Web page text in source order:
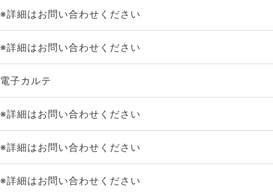
※詳細はお問い合わせください
※詳細はお問い合わせください
電子カルテ
※詳細はお問い合わせください
※詳細はお問い合わせください
※詳細はお問い合わせください